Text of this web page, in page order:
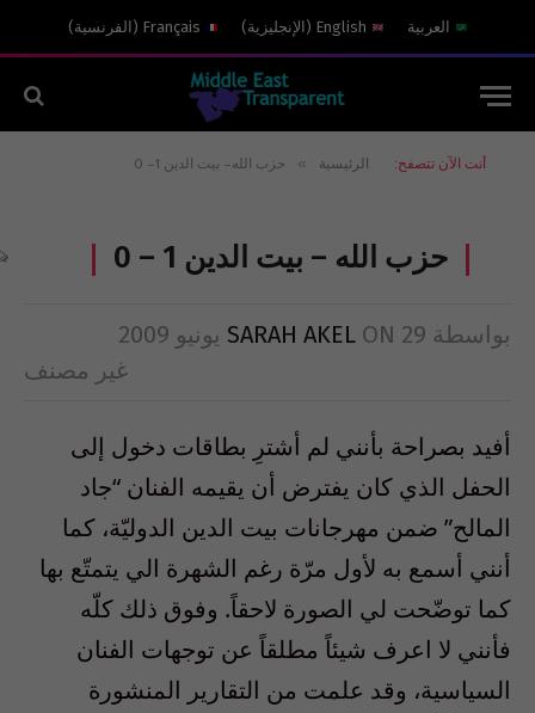
العربية English
( الإنجليزية)
Français
( الفرنسية)
أنت الآن تتصفح: الرئيسية » حزب الله – بيت الدين 1 – 0
حزب الله – بيت الدين 1 – 0
بواسطة SARAH AKEL ON 29 يونيو 2009
غير مصنف
أفيد بصراحة بأنني لم أشترِ بطاقات دخول إلى
الحفل الذي كان يفترض أن يقيمه الفنان “جاد
المالح” ضمن مهرجانات بيت الدين الدوليّة، كما
أنني أسمع به لأول مرّة رغم الشهرة الي يتمتّع بها
كما توضّحت لي الصورة لاحقاً. وفوق ذلك كلّه
فأنني لا اعرف شيئاً مطلقاً عن توجهات الفنان
السياسية، وقد علمت من التقارير المنشورة